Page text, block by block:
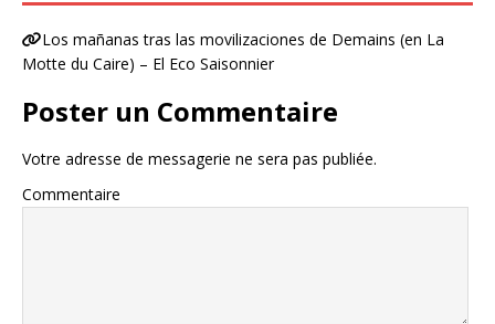
Los mañanas tras las movilizaciones de Demains (en La
Motte du Caire) – El Eco Saisonnier
Poster un Commentaire
Votre adresse de messagerie ne sera pas publiée.
Commentaire